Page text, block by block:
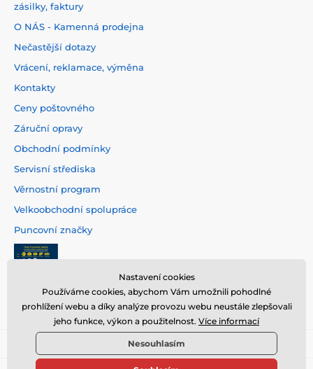
zásilky, faktury
O NÁS - Kamenná prodejna
Nečastější dotazy
Vrácení, reklamace, výměna
Kontakty
Ceny poštovného
Záruční opravy
Obchodní podmínky
Servisní střediska
Věrnostní program
Velkoobchodní spolupráce
Puncovní značky
Nastavení cookies
Používáme cookies, abychom Vám umožnili pohodlné
prohlížení webu a díky analýze provozu webu neustále zlepšovali
jeho funkce, výkon a použitelnost. Více informací
Nesouhlasím